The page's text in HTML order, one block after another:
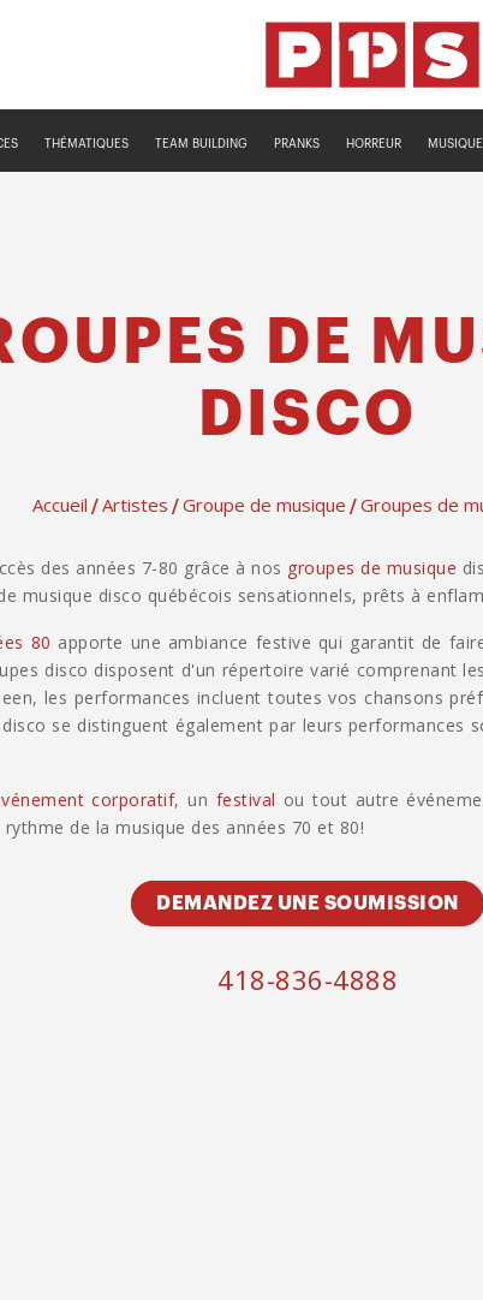
THÉMATIQUES TEAM BUILDING PRANKS HORREUR MUSIQUE
DE
DISCO
Accueil / Artistes / Groupe de musique / Groupes de
des années 7-80 grâce à nos groupes de musique
musique disco québécois sensationnels, prêts à
80 apporte une ambiance festive qui garantit de
disco disposent d'un répertoire varié comprenant
les performances incluent toutes vos chansons
se distinguent également par leurs performances
corporatif, un festival ou tout autre
de la musique des années 70 et 80!
DEMANDEZ UNE SOUMISSION
418-836-4888